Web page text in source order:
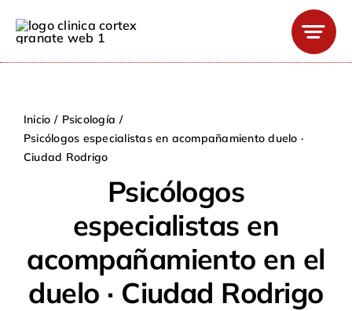
Inicio
Psicología
Psicólogos especialistas en acompañamiento duelo ·
Ciudad Rodrigo
Psicólogos
especialistas en
acompañamiento en el
duelo · Ciudad Rodrigo